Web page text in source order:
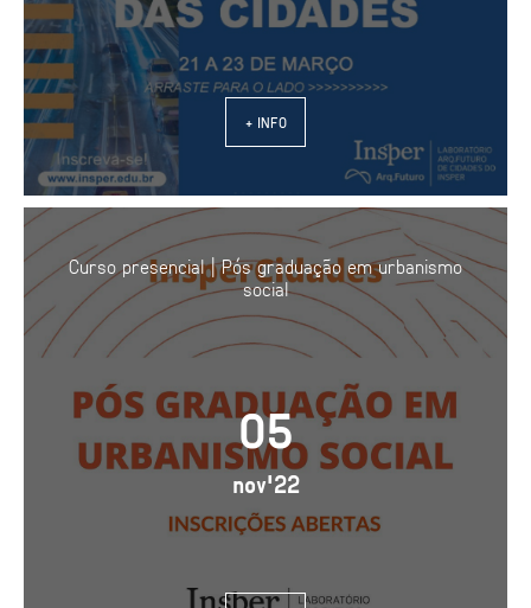
+ INFO
Curso presencial | Pós graduação em urbanismo
social
05
nov'22